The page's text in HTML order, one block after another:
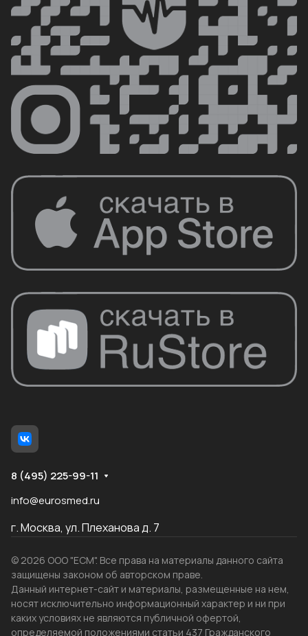
8 (495) 225-99-11
info@eurosmed.ru
г. Москва, ул. Плеханова д. 7
© 2026 ООО "ЕСМ". Все права на материалы данного сайта
защищены законом об авторском праве.
Данный интернет-сайт и материалы, размещенные на нем,
носят исключительно информационный характер и ни при
каких условиях не являются публичной офертой,
определяемой положениями статьи 437 Гражданского